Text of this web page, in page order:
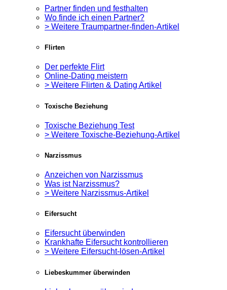
Partner finden und festhalten
Wo finde ich einen Partner?
> Weitere Traumpartner-finden-Artikel
Flirten
Der perfekte Flirt
Online-Dating meistern
> Weitere Flirten & Dating Artikel
Toxische Beziehung
Toxische Beziehung Test
> Weitere Toxische-Beziehung-Artikel
Narzissmus
Anzeichen von Narzissmus
Was ist Narzissmus?
> Weitere Narzissmus-Artikel
Eifersucht
Eifersucht überwinden
Krankhafte Eifersucht kontrollieren
> Weitere Eifersucht-lösen-Artikel
Liebeskummer überwinden